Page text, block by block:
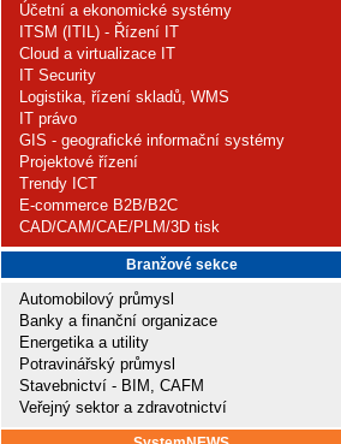
Účetní a ekonomické systémy
ITSM (ITIL) - Řízení IT
Cloud a virtualizace IT
IT Security
Logistika, řízení skladů, WMS
IT právo
GIS - geografické informační systémy
Projektové řízení
Trendy ICT
E-commerce B2B/B2C
CAD/CAM/CAE/PLM/3D tisk
Branžové sekce
Automobilový průmysl
Banky a finanční organizace
Energetika a utility
Potravinářský průmysl
Stavebnictví - BIM, CAFM
Veřejný sektor a zdravotnictví